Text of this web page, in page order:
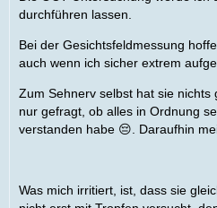
durchführen lassen.
Bei der Gesichtsfeldmessung
auch wenn ich sicher extrem
Zum Sehnerv selbst hat sie
nur gefragt, ob alles in Ordnung
verstanden habe 😔. Daraufhin
Was mich irritiert, ist, dass sie